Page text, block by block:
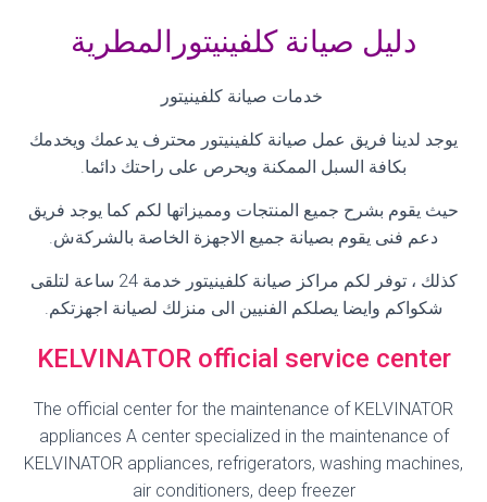
دليل صيانة كلفينيتورالمطرية
خدمات صيانة كلفينيتور
يوجد لدينا فريق عمل صيانة كلفينيتور محترف يدعمك ويخدمك
بكافة السبل الممكنة ويحرص على راحتك دائما.
حيث يقوم بشرح جميع المنتجات ومميزاتها لكم كما يوجد فريق
دعم فنى يقوم بصيانة جميع الاجهزة الخاصة بالشركةش.
كذلك ، توفر لكم مراكز صيانة كلفينيتور خدمة 24 ساعة لتلقى
شكواكم وايضا يصلكم الفنيين الى منزلك لصيانة اجهزتكم.
KELVINATOR official service center
The official center for the maintenance of KELVINATOR
appliances A center specialized in the maintenance of
KELVINATOR appliances, refrigerators, washing machines,
air conditioners, deep freezer